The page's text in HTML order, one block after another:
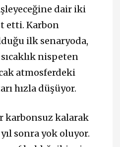
dair iki
etti. Karbon
ilk senaryoda,
nispeten
atmosferdeki
hızla düşüyor.
karbonsuz kalarak
sonra yok oluyor.